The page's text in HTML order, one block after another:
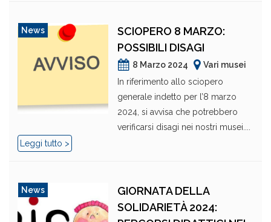
News
SCIOPERO 8 MARZO:
POSSIBILI DISAGI
8 Marzo 2024
Vari musei
In riferimento allo sciopero
generale indetto per l’8 marzo
2024, si avvisa che potrebbero
verificarsi disagi nei nostri musei....
Leggi tutto >
News
GIORNATA DELLA
SOLIDARIETÀ 2024: